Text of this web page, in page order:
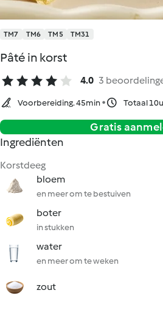
TM7 TM6 TM5 TM31
Pâté in korst
4.0 3
Voorbereiding. 45min Totaal
Gratis
Ingrediënten
Korstdeeg
bloem
en meer om te bestuiven
boter
in stukken
water
en meer om te weken
zout